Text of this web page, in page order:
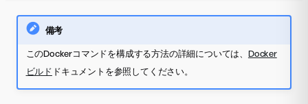
備考
このDockerコマンドを構成する方法の詳細については、 Docker
ビルド ドキュメントを参照してください。